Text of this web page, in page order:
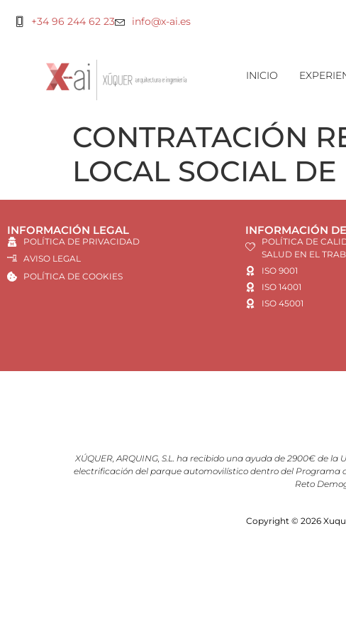
+34 96 244 62 23 info@x-ai.es
INICIO
CONTRATACIÓN
LOCAL SOCIAL
INFORMACIÓN LEGAL
POLÍTICA DE PRIVACIDAD
AVISO LEGAL
POLÍTICA DE COOKIES
INFORMACIÓN
POLÍTICA DE
SALUD EN EL
ISO 9001
ISO 14001
ISO 45001
XÚQUER, ARQUING, S.L. ha recibido una ayuda de 2900€ de
electrificación del parque automovilístico dentro del Programa
Reto
Copyright © 2026